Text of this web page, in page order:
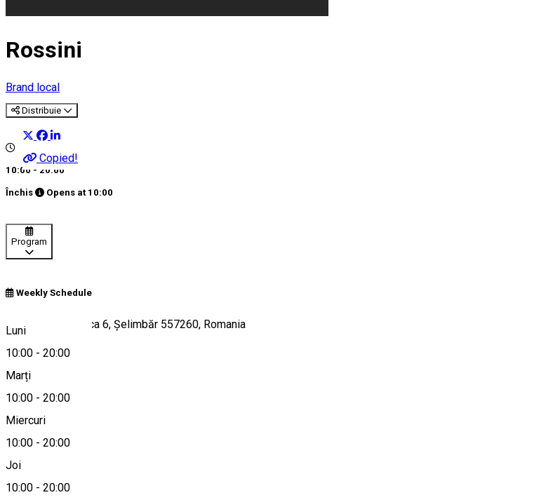
Rossini
Brand local
Distribuie
Copied!
10:00 - 20:00
Închis Opens at 10:00
Program
Weekly Schedule
Luni
10:00 - 20:00
Marți
10:00 - 20:00
Miercuri
10:00 - 20:00
Joi
10:00 - 20:00
Str. Doamna Stanca 6, Șelimbăr 557260, Romania
Hartă